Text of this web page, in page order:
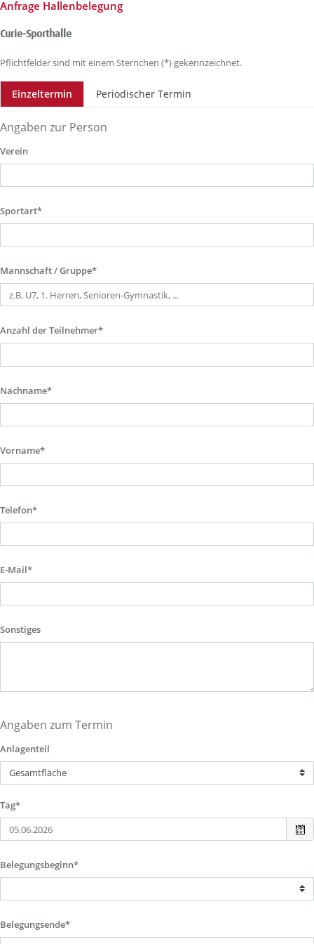
Anfrage Hallenbelegung
Curie-Sporthalle
Pflichtfelder sind mit einem Sternchen (*) gekennzeichnet.
Einzeltermin Periodischer Termin
Angaben zur Person
Verein
Sportart*
Mannschaft / Gruppe*
Anzahl der Teilnehmer*
Nachname*
Vorname*
Telefon*
E-Mail*
Sonstiges
Angaben zum Termin
Anlagenteil
Tag*
Belegungsbeginn*
Belegungsende*